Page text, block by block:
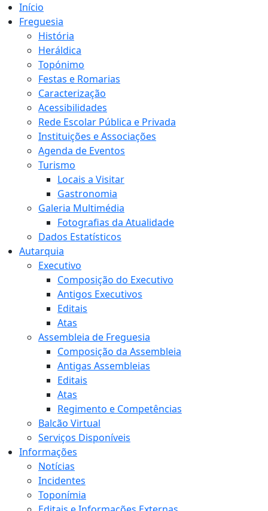
Início
Freguesia
História
Heráldica
Topónimo
Festas e Romarias
Caracterização
Acessibilidades
Rede Escolar Pública e Privada
Instituições e Associações
Agenda de Eventos
Turismo
Locais a Visitar
Gastronomia
Galeria Multimédia
Fotografias da Atualidade
Dados Estatísticos
Autarquia
Executivo
Composição do Executivo
Antigos Executivos
Editais
Atas
Assembleia de Freguesia
Composição da Assembleia
Antigas Assembleias
Editais
Atas
Regimento e Competências
Balcão Virtual
Serviços Disponíveis
Informações
Notícias
Incidentes
Toponímia